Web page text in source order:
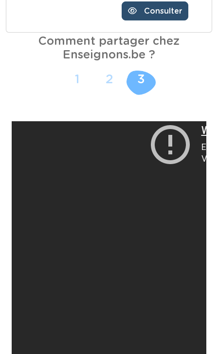
Consulter
Comment partager chez
Enseignons.be ?
1 2 3